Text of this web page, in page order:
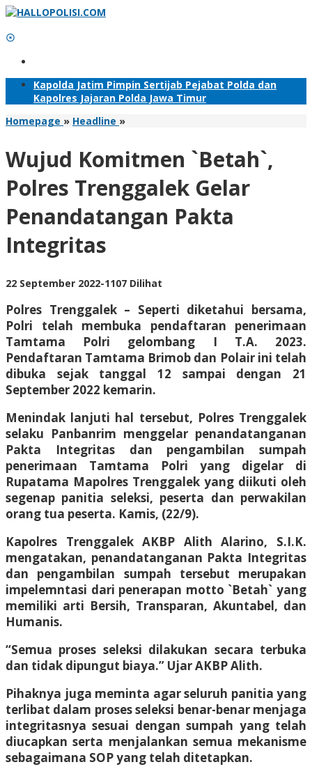
Lewati
konten
Kapolda Jatim Pimpin Sertijab Pejabat Polda dan
Kapolres Jajaran Polda Jawa Timur
Homepage » Headline »Wujud
Polres
Gelar
Penandatangan
Pakta
Integritas
Wujud Komitmen `Betah`,
Polres Trenggalek Gelar
Penandatangan Pakta
Integritas
22 September 2022oleh
-1107 Dilihat
Polres Trenggalek – Seperti diketahui bersama,
Polri telah membuka pendaftaran penerimaan
Tamtama Polri gelombang I T.A. 2023.
Pendaftaran Tamtama Brimob dan Polair ini telah
dibuka sejak tanggal 12 sampai dengan 21
September 2022 kemarin.
Menindak lanjuti hal tersebut, Polres Trenggalek
selaku Panbanrim menggelar penandatanganan
Pakta Integritas dan pengambilan sumpah
penerimaan Tamtama Polri yang digelar di
Rupatama Mapolres Trenggalek yang diikuti oleh
segenap panitia seleksi, peserta dan perwakilan
orang tua peserta. Kamis, (22/9).
Kapolres Trenggalek AKBP Alith Alarino, S.I.K.
mengatakan, penandatanganan Pakta Integritas
dan pengambilan sumpah tersebut merupakan
impelemntasi dari penerapan motto `Betah` yang
memiliki arti Bersih, Transparan, Akuntabel, dan
Humanis.
“Semua proses seleksi dilakukan secara terbuka
dan tidak dipungut biaya.” Ujar AKBP Alith.
Pihaknya juga meminta agar seluruh panitia yang
terlibat dalam proses seleksi benar-benar menjaga
integritasnya sesuai dengan sumpah yang telah
diucapkan serta menjalankan semua mekanisme
sebagaimana SOP yang telah ditetapkan.